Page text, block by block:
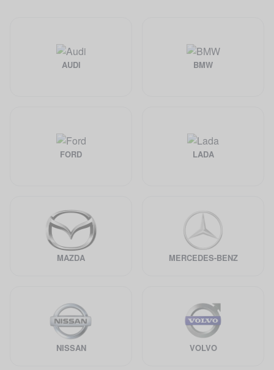
AUDI BMW
FORD LADA
MAZDA MERCEDES-BENZ
NISSAN VOLVO